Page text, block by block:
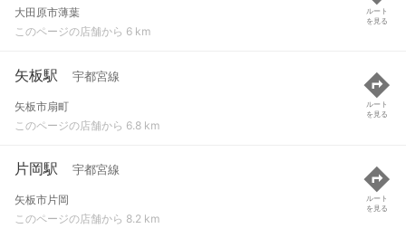
大田原市薄葉
このページの店舗から 6 km
ルート
を見る
矢板駅 宇都宮線
矢板市扇町
このページの店舗から 6.8 km
ルート
を見る
片岡駅 宇都宮線
矢板市片岡
このページの店舗から 8.2 km
ルート
を見る